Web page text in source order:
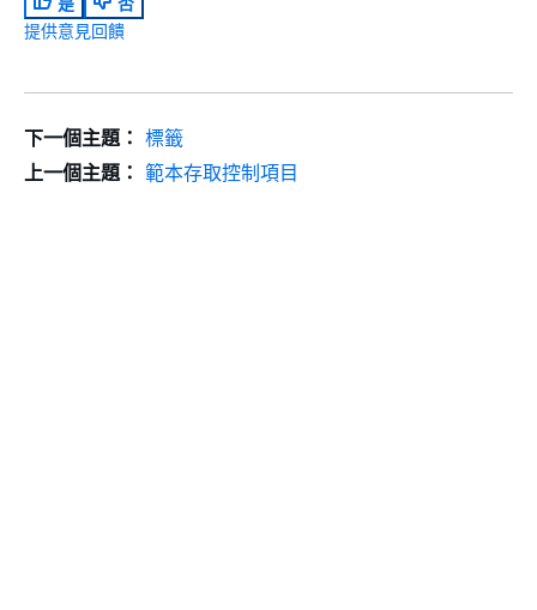
提供意見回饋
下一個主題： 標籤
上一個主題： 範本存取控制項目